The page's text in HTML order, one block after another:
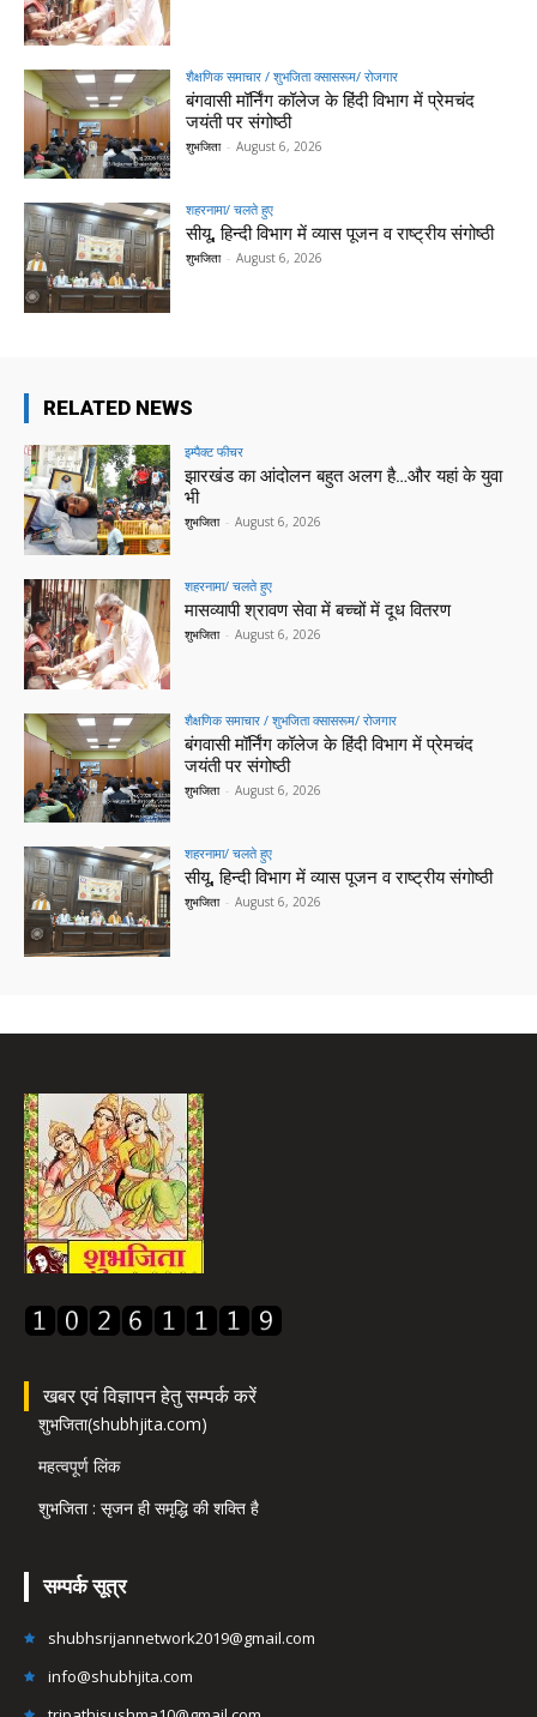
शैक्षणिक समाचार / शुभजिता क्सासरूम/ रोजगार
बंगवासी मॉर्निंग कॉलेज के हिंदी विभाग में प्रेमचंद
जयंती पर संगोष्ठी
शुभजिता - August 6, 2026
शहरनामा/ चलते हुए
सीयू, हिन्दी विभाग में व्यास पूजन व राष्ट्रीय संगोष्ठी
शुभजिता - August 6, 2026
RELATED NEWS
इम्पैक्ट फीचर
झारखंड का आंदोलन बहुत अलग है…और यहां के युवा
भी
शुभजिता - August 6, 2026
शहरनामा/ चलते हुए
मासव्यापी श्रावण सेवा में बच्चों में दूध वितरण
शुभजिता - August 6, 2026
शैक्षणिक समाचार / शुभजिता क्सासरूम/ रोजगार
बंगवासी मॉर्निंग कॉलेज के हिंदी विभाग में प्रेमचंद
जयंती पर संगोष्ठी
शुभजिता - August 6, 2026
शहरनामा/ चलते हुए
सीयू, हिन्दी विभाग में व्यास पूजन व राष्ट्रीय संगोष्ठी
शुभजिता - August 6, 2026
खबर एवं विज्ञापन हेतु सम्पर्क करें
शुभजिता(shubhjita.com)
महत्वपूर्ण लिंक
शुभजिता : सृजन ही समृद्धि की शक्ति है
सम्पर्क सूत्र
shubhsrijannetwork2019@gmail.com
info@shubhjita.com